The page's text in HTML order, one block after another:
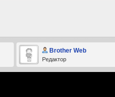
Brother Web
Редактор